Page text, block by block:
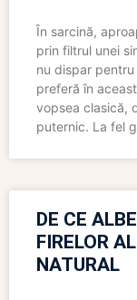
În sarcină,
prin filtrul unei
nu dispar
preferă în
vopsea clasică,
puternic. La fel
DE CE
FIRELOR
NATURAL